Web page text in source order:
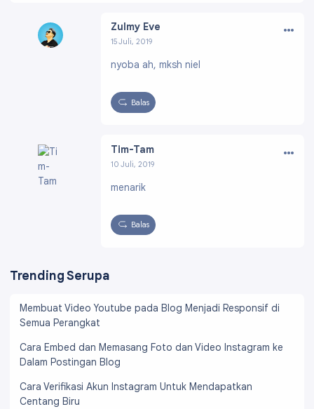
Zulmy Eve
15 Juli, 2019
5264897306226532
…
nyoba ah, mksh niel
Balas
Tim-Tam
10 Juli, 2019
89934741015083141
…
menarik
Balas
Trending Serupa
Membuat Video Youtube pada Blog Menjadi Responsif di
Semua Perangkat
Cara Embed dan Memasang Foto dan Video Instagram ke
Dalam Postingan Blog
Cara Verifikasi Akun Instagram Untuk Mendapatkan
Centang Biru